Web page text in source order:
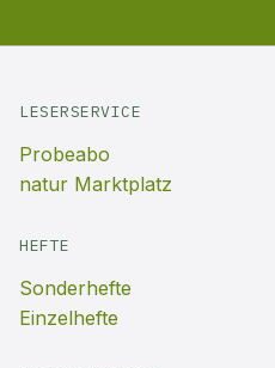
LESERSERVICE
Probeabo
natur Marktplatz
HEFTE
Sonderhefte
Einzelhefte